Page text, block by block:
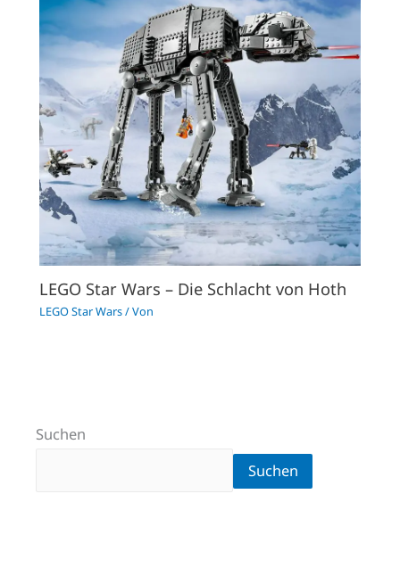
LEGO Star Wars – Die Schlacht von Hoth
LEGO Star Wars/ Von
Suchen
Suchen